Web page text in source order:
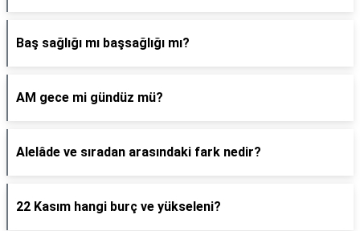
Baş sağlığı mı başsağlığı mı?
AM gece mi gündüz mü?
Alelâde ve sıradan arasındaki fark nedir?
22 Kasım hangi burç ve yükseleni?